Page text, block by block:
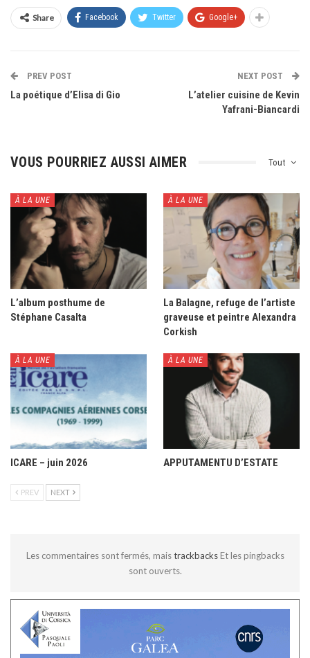
Share Facebook Twitter Google+
PREV POST
La poétique d’Elisa di Gio
NEXT POST
L’atelier cuisine de Kevin
Yafrani-Biancardi
Tout
VOUS POURRIEZ AUSSI AIMER
À LA UNE
L’album posthume de
Stéphane Casalta
À LA UNE
La Balagne, refuge de l’artiste
graveuse et peintre Alexandra
Corkish
À LA UNE
ICARE – juin 2026
À LA UNE
APPUTAMENTU D’ESTATE
PREV NEXT
Les commentaires sont fermés, maistrackbacks Et les pingbacks
sont ouverts.